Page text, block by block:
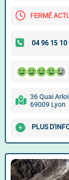
FERMÉ
36 Quai
69009 Lyon
PLUS